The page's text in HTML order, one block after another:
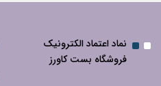
نماد اعتماد الکترونیک
فروشگاه بست کاورز